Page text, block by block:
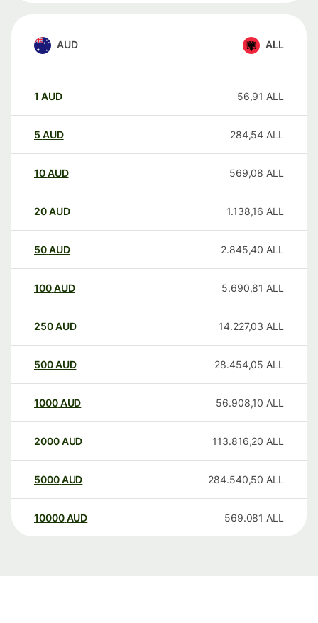
AUD ALL
1 AUD 56,91 ALL
5 AUD 284,54 ALL
10AUD 569,08 ALL
20AUD 1.138,16 ALL
50AUD 2.845,40 ALL
100AUD 5.690,81 ALL
250AUD 14.227,03 ALL
500AUD 28.454,05 ALL
1000AUD 56.908,10 ALL
2000AUD 113.816,20 ALL
5000AUD 284.540,50 ALL
10000 AUD 569.081 ALL